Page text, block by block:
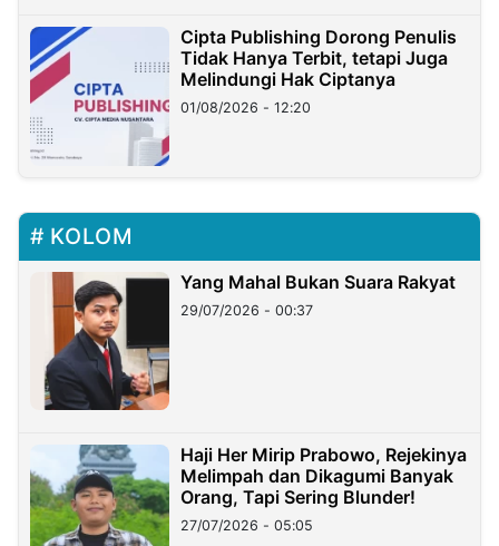
Cipta Publishing Dorong Penulis
Tidak Hanya Terbit, tetapi Juga
Melindungi Hak Ciptanya
01/08/2026 - 12:20
KOLOM
Yang Mahal Bukan Suara Rakyat
29/07/2026 - 00:37
Haji Her Mirip Prabowo, Rejekinya
Melimpah dan Dikagumi Banyak
Orang, Tapi Sering Blunder!
27/07/2026 - 05:05